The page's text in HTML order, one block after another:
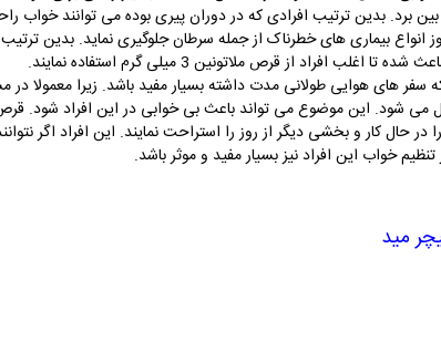
برد. بدین ترتیب افرادی که در دوران پیری بوده می توانند خواب
انواع بیماری های خطرناک از جمله سرطان جلوگیری نماید. بدین
از قرص ملاتونین 3 میلی گرم استفاده نمایند.
افرادی که سفر های هوایی طولانی مدت داشته بسیار مفید باشد. زیرا
می شود. این موضوع می تواند باعث بی خوابی در این افراد شود.
در حال کار و بخشی دیگر از روز را استراحت نمایند. این افراد اگر
خواب این افراد نیز بسیار مفید و موثر باشد.